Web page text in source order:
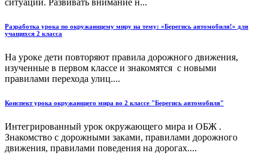
Разработка урока по окружающему миру на тему: «Берегись автомобиля!» для
учащихся 2 класса
На уроке дети повторяют правила дорожного движения,
изученные в первом классе и знакомятся с новыми
правилами перехода улиц....
Конспект урока окружающего мира во 2 классе "Берегись автомобиля"
Интегрированный урок окружающего мира и ОБЖ .
Знакомство с дорожными заками, правилами дорожного
движения, правилами поведения на дорогах....